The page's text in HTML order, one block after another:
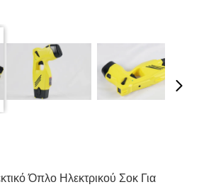
Όπλο Ηλεκτρικού Σοκ Για